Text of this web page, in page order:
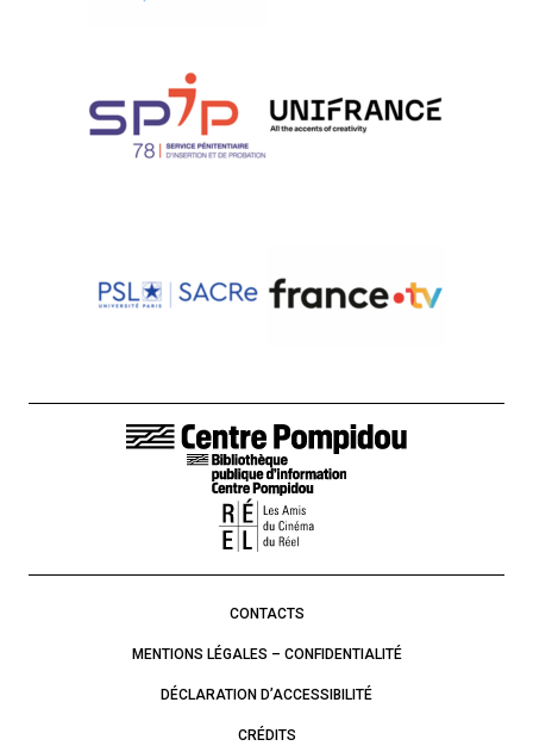
LIENS DE BAS DE PAGE
CONTACTS
MENTIONS LÉGALES – CONFIDENTIALITÉ
DÉCLARATION D’ACCESSIBILITÉ
CRÉDITS